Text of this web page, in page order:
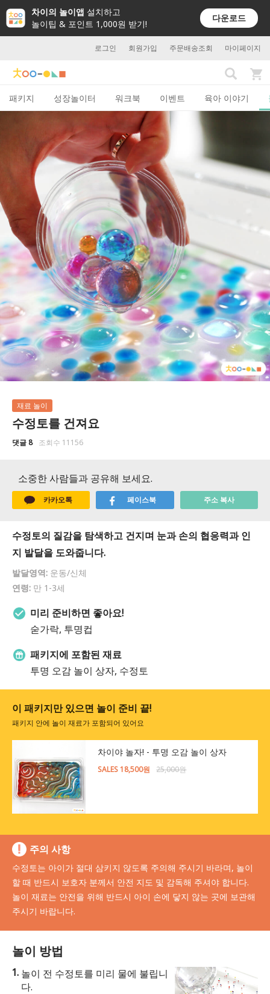
차이의 놀이앱 설치하고
놀이팁 & 포인트 1,000원 받기!
다운로드
로그인 회원가입 주문배송조회 마이페이지
패키지 성장놀이터 워크북 이벤트 육아 이야기
재료 놀이
수정토를 건져요
댓글 8 조회수 11156
소중한 사람들과 공유해 보세요.
카카오톡 페이스북 주소 복사
수정토의 질감을 탐색하고 건지며 눈과 손의 협응력과 인
지 발달을 도와줍니다.
발달영역: 운동/신체
연령: 만 1-3세
미리 준비하면 좋아요!
숟가락, 투명컵
패키지에 포함된 재료
투명 오감 놀이 상자, 수정토
이 패키지만 있으면 놀이 준비 끝!
패키지 안에 놀이 재료가 포함되어 있어요
차이야 놀자! - 투명 오감 놀이 상자
SALES 18,500원 25,000원
주의 사항
수정토는 아이가 절대 삼키지 않도록 주의해 주시기 바라며, 놀이
할 때 반드시 보호자 분께서 안전 지도 및 감독해 주셔야 합니다.
놀이 재료는 안전을 위해 반드시 아이 손에 닿지 않는 곳에 보관해
주시기 바랍니다.
놀이 방법
놀이 전 수정토를 미리 물에 불립니
다.